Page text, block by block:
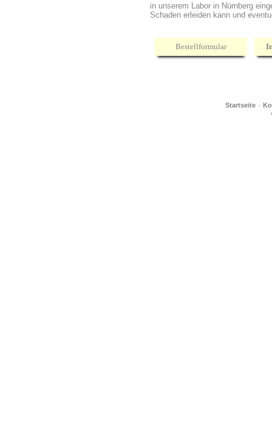
in unserem Labor in Nürnberg
Schaden erleiden kann und
Bestellformular
Startseite·